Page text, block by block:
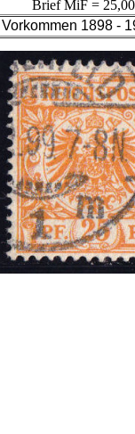
Brief MiF = 25,00
Vorkommen 1898 -